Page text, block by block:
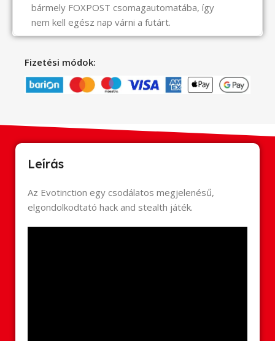
bármely FOXPOST csomagautomatába, így
nem kell egész nap várni a futárt.
Fizetési módok:
Leírás
Az Evotinction egy csodálatos megjelenésű,
elgondolkodtató hack and stealth játék.